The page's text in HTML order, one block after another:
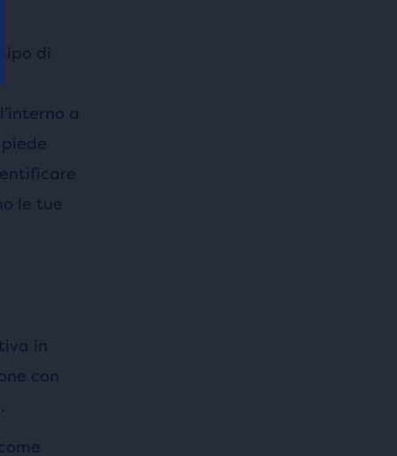
di
a
le tue
in
con